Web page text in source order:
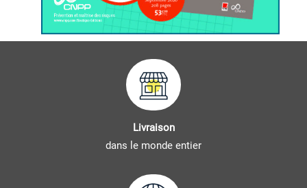
Livraison
dans le monde entier